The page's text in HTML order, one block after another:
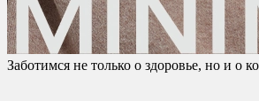
Заботимся не только о здоровье, но и о